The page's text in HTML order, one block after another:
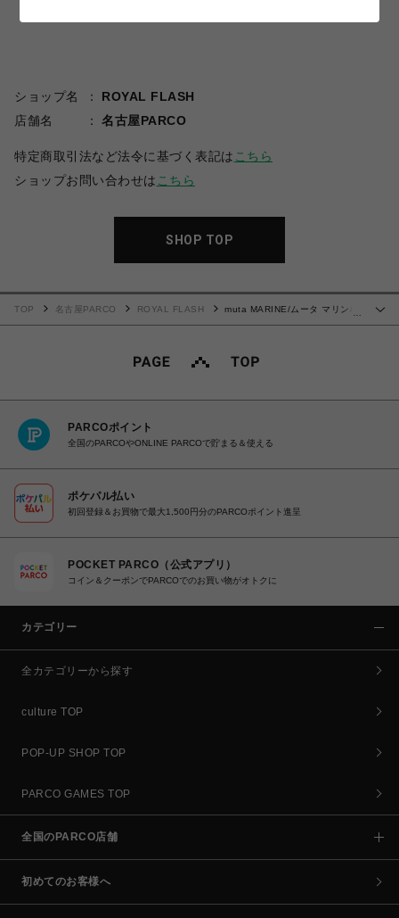
ショップ名
ROYAL FLASH
店舗名
名古屋PARCO
特定商取引法など法令に基づく表記は こちら
ショップお問い合わせは こちら
SHOP TOP
…
TOP 名古屋PARCO ROYAL FLASH
muta MARINE/ムータ マリン/別
PARCOポイント
全国のPARCOやONLINE PARCOで貯まる＆使える
ポケパル払い
初回登録＆お買物で最大1,500円分のPARCOポイント進呈
POCKET PARCO（公式アプリ）
コイン＆クーポンでPARCOでのお買い物がオトクに
カテゴリー
全カテゴリーから探す
culture TOP
POP-UP SHOP TOP
PARCO GAMES TOP
全国のPARCO店舗
初めてのお客様へ